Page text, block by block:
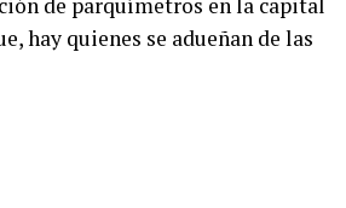
hay quienes se adueñan de las